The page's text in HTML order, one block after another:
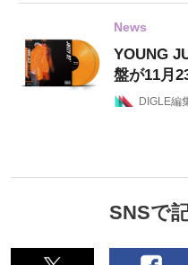
News
YOUNG
盤が11月
DIGLE編
SNSで